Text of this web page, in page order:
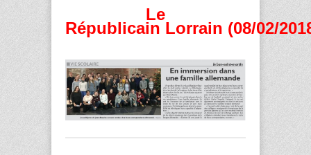
Le
Républicain Lorrain (08/02/